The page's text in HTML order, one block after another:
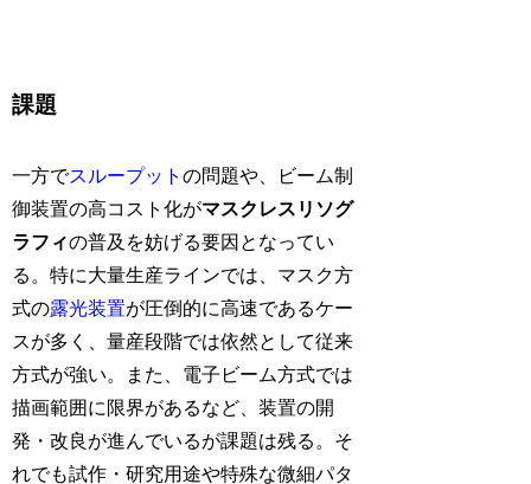
課題
一方でスループットの問題や、ビーム制
御装置の高コスト化がマスクレスリソグ
ラフィの普及を妨げる要因となってい
る。特に大量生産ラインでは、マスク方
式の露光装置が圧倒的に高速であるケー
スが多く、量産段階では依然として従来
方式が強い。また、電子ビーム方式では
描画範囲に限界があるなど、装置の開
発・改良が進んでいるが課題は残る。そ
れでも試作・研究用途や特殊な微細パタ